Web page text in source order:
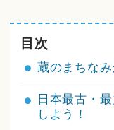
目次
蔵のまちな
日本最古・
しよう！